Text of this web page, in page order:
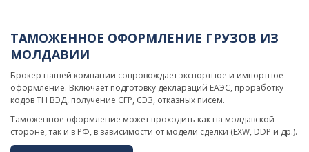
ТАМОЖЕННОЕ ОФОРМЛЕНИЕ ГРУЗОВ ИЗ
МОЛДАВИИ
Брокер нашей компании сопровождает экспортное и импортное
оформление. Включает подготовку деклараций ЕАЭС, проработку
кодов ТН ВЭД, получение СГР, СЭЗ, отказных писем.
Таможенное оформление может проходить как на молдавской
стороне, так и в РФ, в зависимости от модели сделки (EXW, DDP и др.).